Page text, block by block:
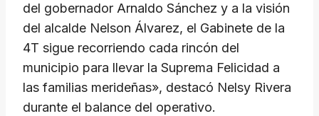
del gobernador Arnaldo Sánchez y a la visión
del alcalde Nelson Álvarez, el Gabinete de la
4T sigue recorriendo cada rincón del
municipio para llevar la Suprema Felicidad a
las familias merideñas», destacó Nelsy Rivera
durante el balance del operativo.